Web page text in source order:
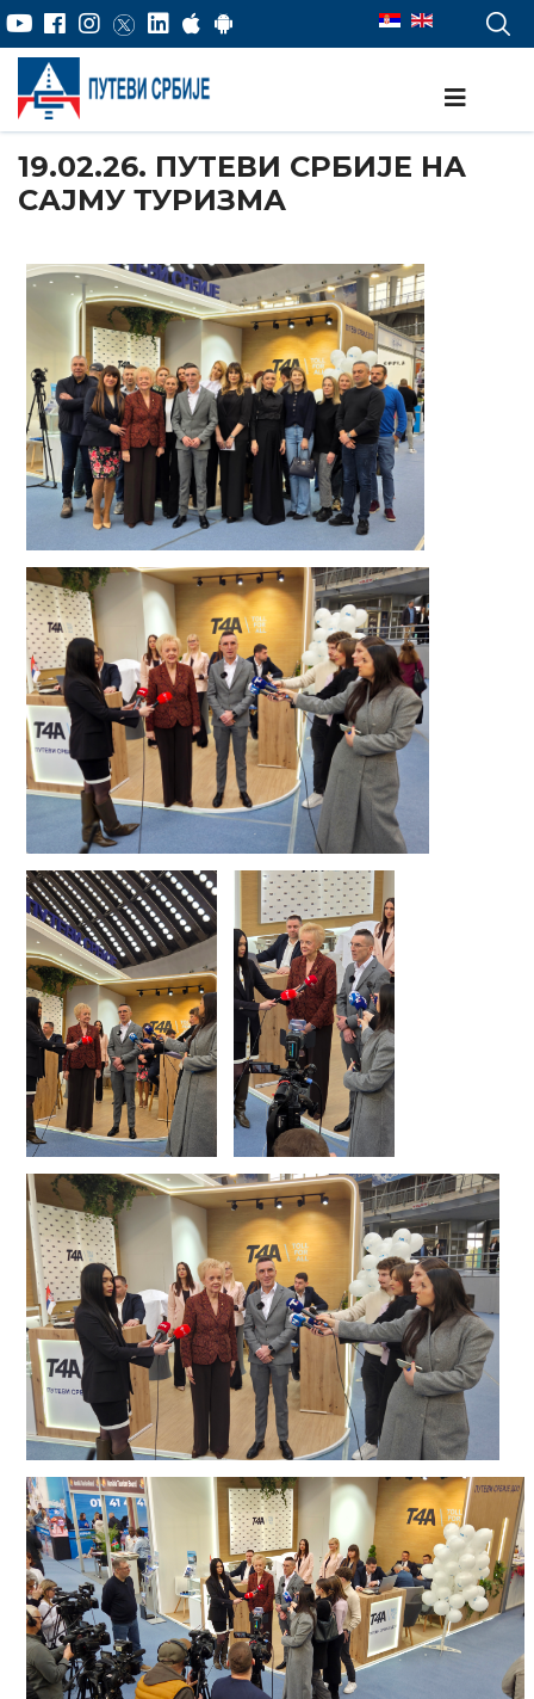
19.02.26. ПУТЕВИ СРБИЈЕ НА
САЈМУ ТУРИЗМА